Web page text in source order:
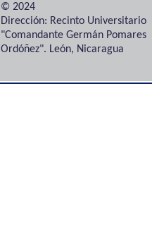
© 2024
Dirección: Recinto Universitario
"Comandante Germán Pomares
Ordóñez". León, Nicaragua